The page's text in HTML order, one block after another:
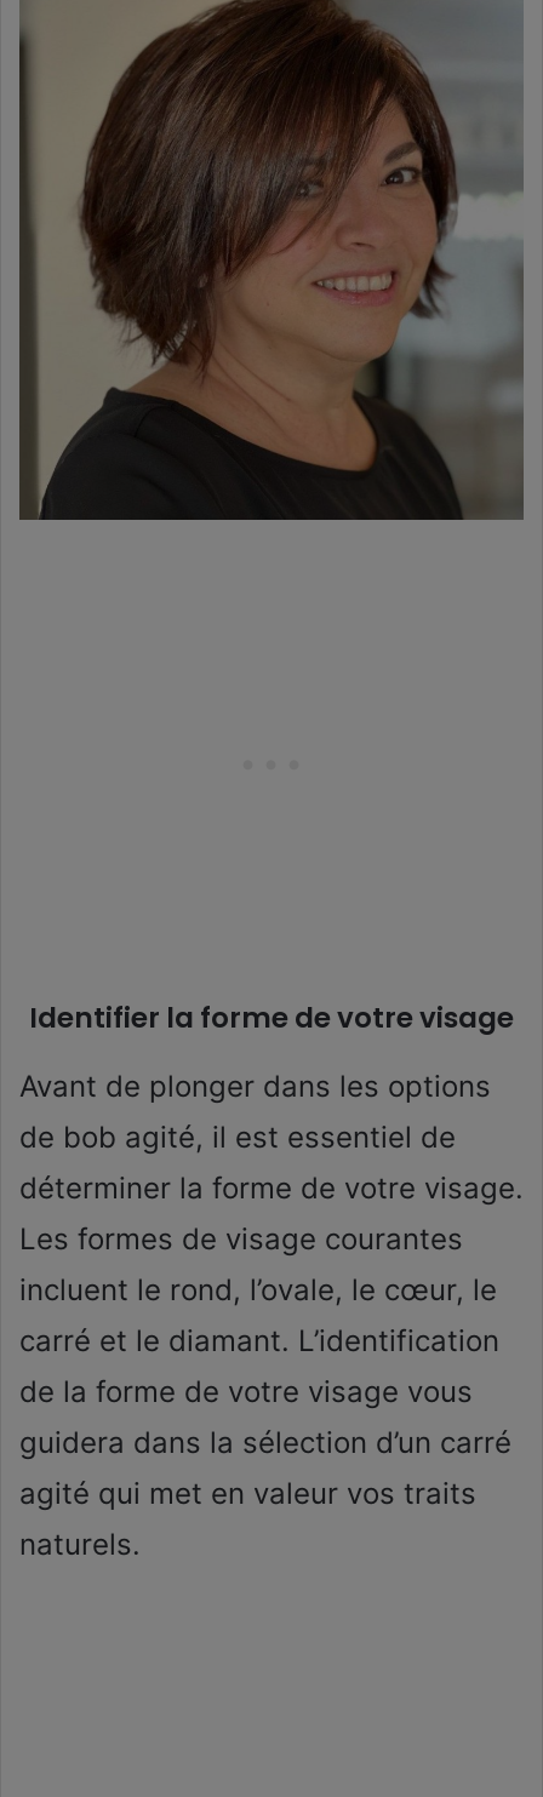
Identifier la forme de votre visage
Avant de plonger dans les options
de bob agité, il est essentiel de
déterminer la forme de votre visage.
Les formes de visage courantes
incluent le rond, l’ovale, le cœur, le
carré et le diamant. L’identification
de la forme de votre visage vous
guidera dans la sélection d’un carré
agité qui met en valeur vos traits
naturels.